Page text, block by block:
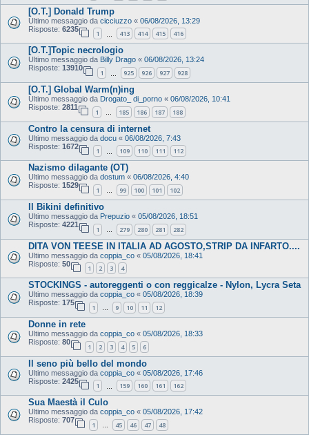
[O.T.] Donald Trump
Ultimo messaggio da cicciuzzo « 06/08/2026, 13:29
Risposte: 6235
1 413 414 415 416
[O.T.]Topic necrologio
Ultimo messaggio da Billy Drago « 06/08/2026, 13:24
Risposte: 13910
1 925 926 927 928
[O.T.] Global Warm(n)ing
Ultimo messaggio da Drogato_ di_porno « 06/08/2026, 10:41
Risposte: 2811
1 … 185 186 187 188
Contro la censura di internet
Ultimo messaggio da docu « 06/08/2026, 7:43
Risposte: 1672
1 109 110 111 112
Nazismo dilagante (OT)
Ultimo messaggio da dostum « 06/08/2026, 4:40
Risposte: 1529
1 … 99 100 101 102
Il Bikini definitivo
Ultimo messaggio da Prepuzio « 05/08/2026, 18:51
Risposte: 4221
1 … 279 280 281 282
DITA VON TEESE IN ITALIA AD AGOSTO,STRIP DA INFARTO....
Ultimo messaggio da coppia_co « 05/08/2026, 18:41
Risposte: 50
1 2 3 4
STOCKINGS - autoreggenti o con reggicalze - Nylon, Lycra Seta
Ultimo messaggio da coppia_co « 05/08/2026, 18:39
Risposte: 175
1 … 9 10 11 12
Donne in rete
Ultimo messaggio da coppia_co « 05/08/2026, 18:33
Risposte: 80
1 2 3 4 5 6
Il seno più bello del mondo
Ultimo messaggio da coppia_co « 05/08/2026, 17:46
Risposte: 2425
1 159 160 161 162
Sua Maestà il Culo
Ultimo messaggio da coppia_co « 05/08/2026, 17:42
Risposte: 707
1 … 45 46 47 48